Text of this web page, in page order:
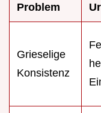
Problem
Grieselige
Konsistenz